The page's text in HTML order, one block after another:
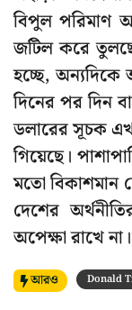
বিপুল পরিমাণ
জটিল করে
হচ্ছে, অন্যদিকে
দিনের পর দিন
ডলারের সূচক
গিয়েছে।
মতো বিকাশমান
দেশের
অপেক্ষা রাখে না।
আরও Donald